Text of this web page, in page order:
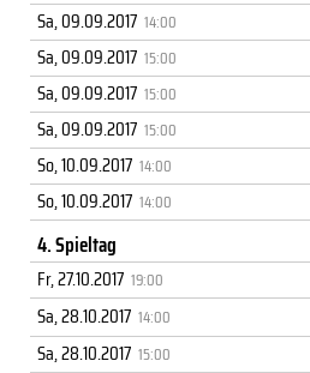
Sa, 09.09.2017 14:00
Sa, 09.09.2017 15:00
Sa, 09.09.2017 15:00
Sa, 09.09.2017 15:00
So, 10.09.2017 14:00
So, 10.09.2017 14:00
4. Spieltag
Fr, 27.10.2017 19:00
Sa, 28.10.2017 14:00
Sa, 28.10.2017 15:00